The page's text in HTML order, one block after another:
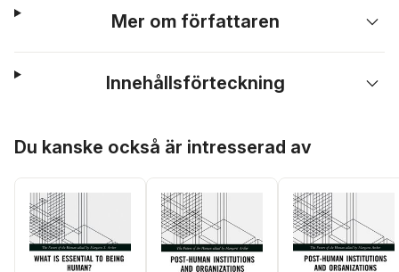
Mer om författaren
Innehållsförteckning
Du kanske också är intresserad av